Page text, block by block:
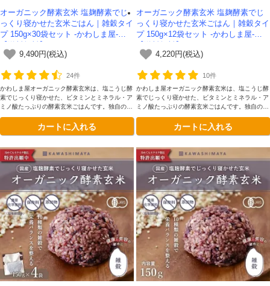
オーガニック酵素玄米 塩麹酵素でじ
っくり寝かせた玄米ごはん｜雑穀タイ
プ 150g×30袋セット -かわしま屋-
9,490円(税込)
24件
かわしま屋オーガニック酵素玄米は、塩こうじ酵
素でじっくり寝かせた、ビタミンとミネラル・ア
ミノ酸たっぷりの酵素玄米ごはんです。独自の二
カートに入れる
オーガニック酵素玄米 塩麹酵素でじ
っくり寝かせた玄米ごはん｜雑穀タイ
プ 150g×12袋セット -かわしま屋-
4,220円(税込)
10件
かわしま屋オーガニック酵素玄米は、塩こうじ酵
素でじっくり寝かせた、ビタミンとミネラル・ア
ミノ酸たっぷりの酵素玄米ごはんです。独自の二
カートに入れる